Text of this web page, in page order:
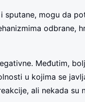
sputane, mogu da
odbrane,
Međutim,
u kojima se
ali nekada su